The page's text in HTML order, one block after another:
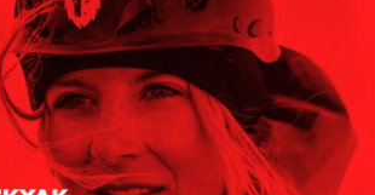
付客戶支援中心」https://netprotections.freshdesk.com/
【注意事項】
１．透過由恩沛科技股份有限公司提供之「AFTEE先享後
交易，需依本服務之必要範圍內提供個人資料，並將交易
求債權轉讓予恩沛科技股份有限公司。
２．關於個人資料處理事宜，請瀏覽以下網址：
https://aftee.tw/terms/#terms3
３．未成年的使用者請事先徵得法定代理人或監護人之同
每筆NT$60，滿NT$799(含以上)免運費
7-11取貨付款
每筆NT$60，滿NT$799(含以上)免運費
付款後7-11取貨
每筆NT$60，滿NT$799(含以上)免運費